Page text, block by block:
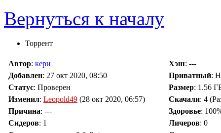
Вернуться к началу
Торрент
Автор: кери Хэш: ---
Добавлен: 27 окт 2020, 08:50 Приватный:
Статус: Проверен Размер: 1.56
Изменил: Leopold49 (28 окт 2020, 06:57) Скачали: 4
Причина: --- Здоровье:
Сидеров: 1 Личеров: 0